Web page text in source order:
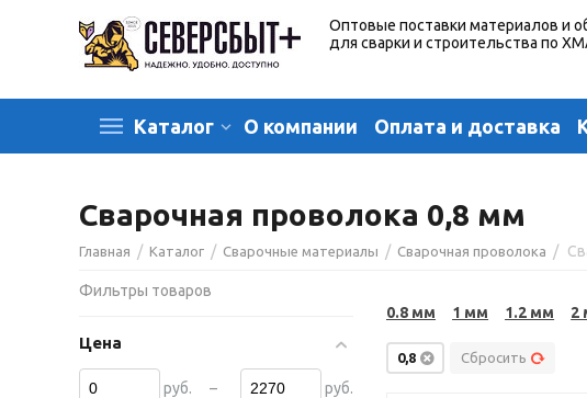
Оптовые поставки материалов и
для сварки и строительства по
Каталог О компании Оплата и доставка
Сварочная проволока 0,8 мм
Главная / Каталог / Сварочные материалы / Сварочная проволока /
0.8 мм 1 мм 1.2 мм 2
0,8 Сбросить
Фильтры товаров
Цена
руб. – руб.